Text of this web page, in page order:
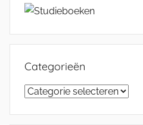
Categorieën
Categorieën